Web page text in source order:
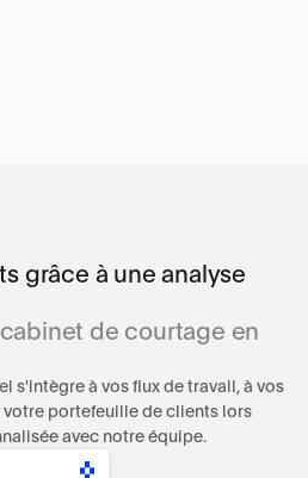
grâce à une analyse
de courtage en
s'intègre à vos flux de travail, à vos
portefeuille de clients lors
avec notre équipe.